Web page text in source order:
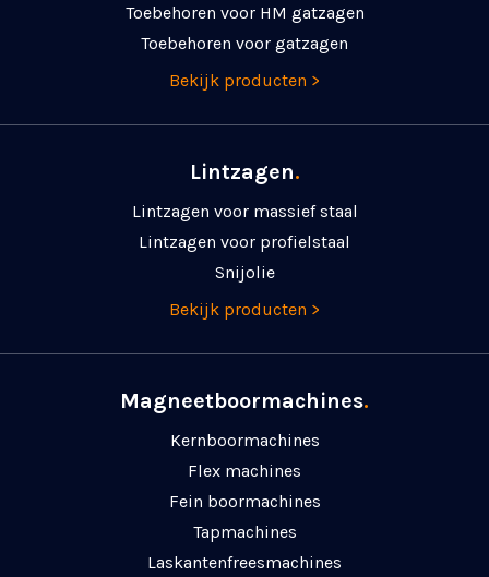
Toebehoren voor HM gatzagen
Toebehoren voor gatzagen
Bekijk producten >
Lintzagen.
Lintzagen voor massief staal
Lintzagen voor profielstaal
Snijolie
Bekijk producten >
Magneetboormachines.
Kernboormachines
Flex machines
Fein boormachines
Tapmachines
Laskanten­freesmachines